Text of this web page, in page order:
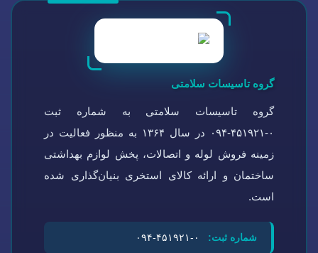
گروه تاسیسات سلامتی
گروه تاسیسات سلامتی به شماره ثبت
۰-۴۵۱۹۲۱-۰۹۴ در سال ۱۳۶۴ به منظور فعالیت در
زمینه فروش لوله و اتصالات، پخش لوازم بهداشتی
ساختمان و ارائه کالای استخری بنیان‌گذاری شده
است.
شماره ثبت: